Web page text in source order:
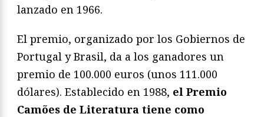
lanzado en 1966.
El premio, organizado por los Gobiernos de
Portugal y Brasil, da a los ganadores un
premio de 100.000 euros (unos 111.000
dólares). Establecido en 1988, el Premio
Camões de Literatura tiene como